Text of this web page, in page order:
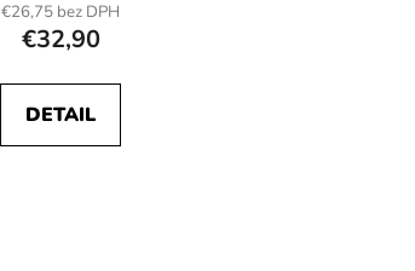
€26,75 bez DPH
€32,90
DETAIL